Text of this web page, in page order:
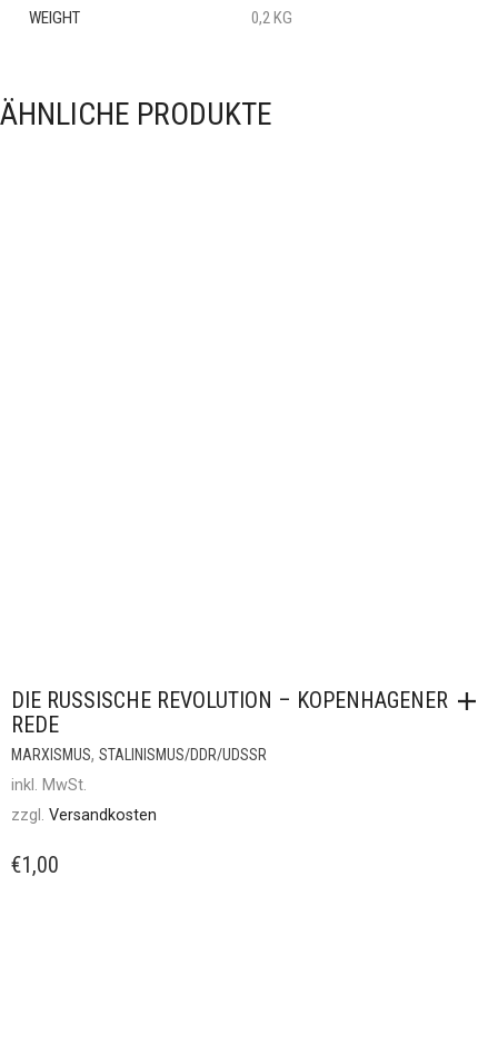
WEIGHT 0,2 KG
ÄHNLICHE PRODUKTE
DIE RUSSISCHE REVOLUTION – KOPENHAGENER
REDE
MARXISMUS, STALINISMUS/DDR/UDSSR
inkl. MwSt.
zzgl. Versandkosten
€1,00